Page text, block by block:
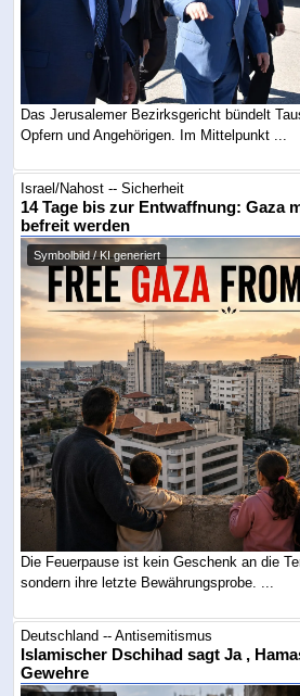
Das Jerusalemer Bezirksgericht bündelt
Opfern und Angehörigen. Im Mittelpunkt ...
Israel/Nahost -- Sicherheit
14 Tage bis zur Entwaffnung: Gaza
befreit werden
Symbolbild / KI generiert
Die Feuerpause ist kein Geschenk an die
sondern ihre letzte Bewährungsprobe. ...
Deutschland -- Antisemitismus
Islamischer Dschihad sagt Ja ,
Gewehre